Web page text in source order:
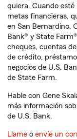
quiera. Cuando
metas financieras,
en San Bernardino,
Bank® y State
cheques, cuentas
de crédito,
negocios de U.S.
de State Farm.
Hable con Gene
más información
de U.S. Bank.
Llame o envíe un